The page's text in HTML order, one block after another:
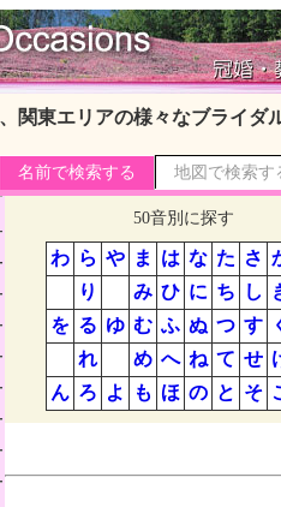
関東エリアの様々なブライダ
名前で検索する 地図で検索す
50音別に探す
わ ら や ま は な た さ
り
み ひ に ち し
を る ゆ む ふ ぬ つ す
れ
め へ ね て せ
ん ろ よ も ほ の と そ